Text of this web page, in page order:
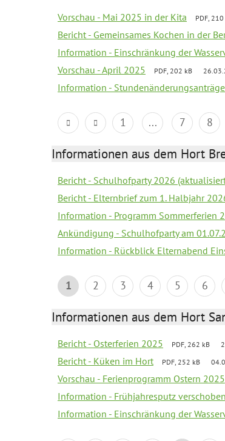
Vorschau - Mai 2025 in der Kita PDF,
Bericht - Gemeinsames Kochen in der
Information - Einschränkung der
Vorschau - April 2025 PDF, 202 kB
Information -
1 ... 7 8
Informationen aus dem Hort
Bericht - Schulhofparty 2026
Bericht - Elternbrief zum 1. Halbjahr
Information - Programm Sommerferien
Ankündigung - Schulhofparty am
Information - Rückblick Elternabend
1 2 3 4 5 6
Informationen aus dem Hort
Bericht - Osterferien 2025 PDF, 262 kB
Bericht - Küken im Hort PDF, 252 kB
Vorschau - Ferienprogramm Ostern 2025
Information - Frühjahresputz
Information - Einschränkung der